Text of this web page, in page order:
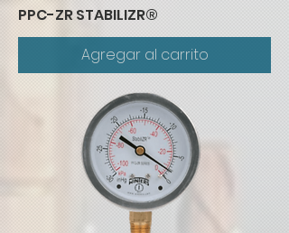
PPC-ZR STABILIZR®
Agregar al carrito